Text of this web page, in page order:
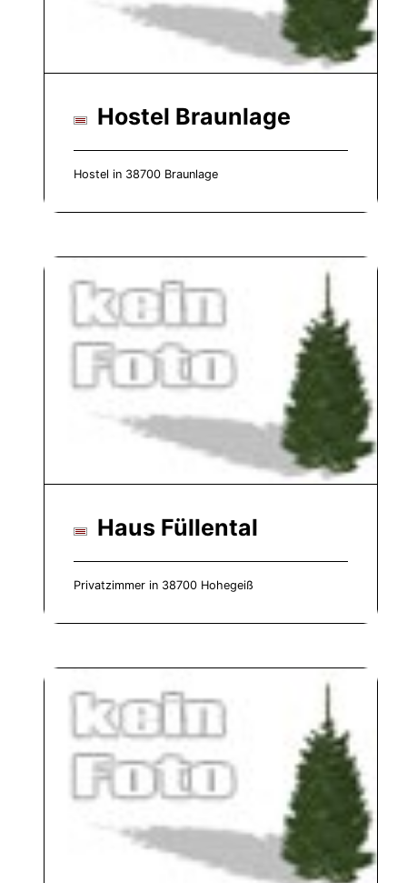
Hostel Braunlage
Hostel in 38700 Braunlage
Haus Füllental
Privatzimmer in 38700 Hohegeiß